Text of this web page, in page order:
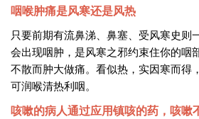
咽喉肿痛是风寒还是风热
只要前期有流鼻涕、鼻塞、受风寒史则
会出现咽肿，是风寒之邪约束住你的咽
不散而肿大做痛。看似热，实因寒而得
可润喉清热利咽。
咳嗽的病人通过应用镇咳的药，咳嗽